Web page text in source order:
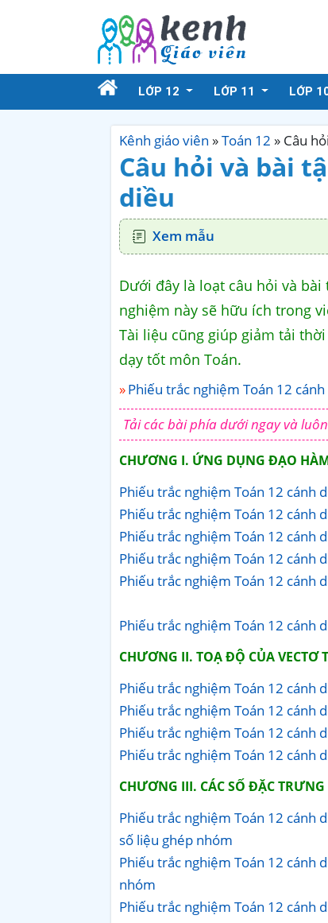
LỚP 12 LỚP 11 LỚP
Kênh giáo viên »Toán 12 » Câu
Câu hỏi và bài
diều
Xem mẫu
Dưới đây là loạt câu hỏi và
nghiệm này sẽ hữu ích trong
Tài liệu cũng giúp giảm tải
dạy tốt môn Toán.
Phiếu trắc nghiệm Toán 12
Tải các bài phía dưới ngay và
CHƯƠNG I. ỨNG DỤNG ĐẠO
Phiếu trắc nghiệm Toán 12 cánh
Phiếu trắc nghiệm Toán 12 cánh
Phiếu trắc nghiệm Toán 12 cánh
Phiếu trắc nghiệm Toán 12 cánh
Phiếu trắc nghiệm Toán 12 cánh
Phiếu trắc nghiệm Toán 12 cánh
CHƯƠNG II. TOẠ ĐỘ CỦA VECTƠ
Phiếu trắc nghiệm Toán 12 cánh
Phiếu trắc nghiệm Toán 12 cánh
Phiếu trắc nghiệm Toán 12 cánh
Phiếu trắc nghiệm Toán 12 cánh
CHƯƠNG III. CÁC SỐ ĐẶC
Phiếu trắc nghiệm Toán 12 cánh
số liệu ghép nhóm
Phiếu trắc nghiệm Toán 12 cánh
nhóm
Phiếu trắc nghiệm Toán 12 cánh